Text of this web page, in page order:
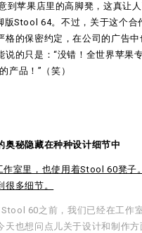
到苹果店里的高脚凳，这真让
版Stool 64。不过，关于这个
格的保密约定，在公司的广告
说的只是：“没错！全世界苹果
产品！”（笑）
奥秘隐藏在种种设计细节中
室里，也使用着Stool 60凳子
多细节。
60之前，我们已经在工作
天也想问点儿关于设计和制作